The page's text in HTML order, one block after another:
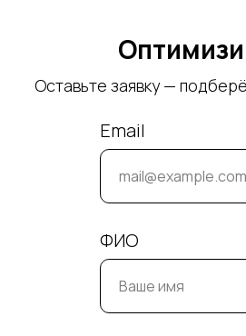
Оставьте заявку —
Email
ФИО